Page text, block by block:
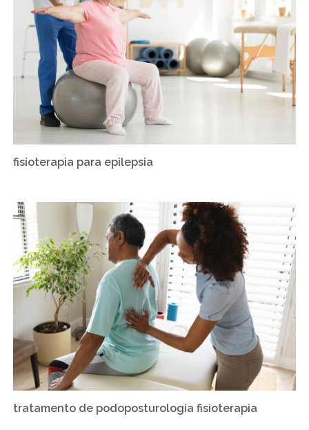
fisioterapia para epilepsia
tratamento de podoposturologia fisioterapia